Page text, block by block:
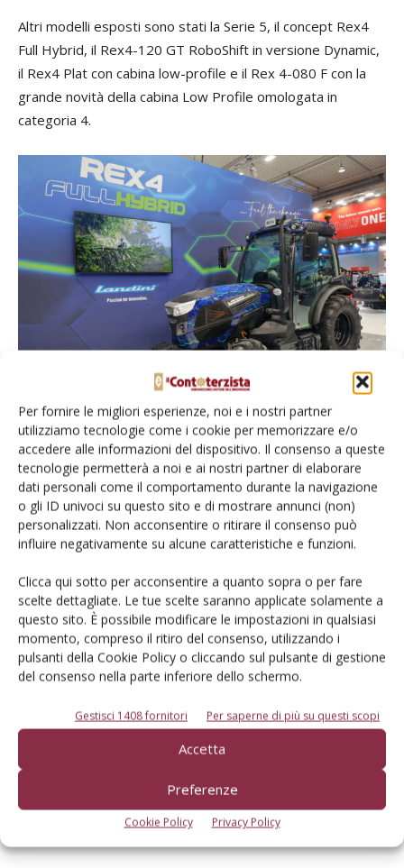
Per fornire le migliori esperienze, noi e i nostri partner
utilizziamo tecnologie come i cookie per memorizzare e/o
accedere alle informazioni del dispositivo. Il consenso a queste
tecnologie permetterà a noi e ai nostri partner di elaborare
dati personali come il comportamento durante la navigazione
o gli ID univoci su questo sito e di mostrare annunci (non)
personalizzati. Non acconsentire o ritirare il consenso può
influire negativamente su alcune caratteristiche e funzioni.
Clicca qui sotto per acconsentire a quanto sopra o per fare
scelte dettagliate. Le tue scelte saranno applicate solamente a
questo sito. È possibile modificare le impostazioni in qualsiasi
momento, compreso il ritiro del consenso, utilizzando i
pulsanti della Cookie Policy o cliccando sul pulsante di gestione
del consenso nella parte inferiore dello schermo.
Gestisci 1408 fornitori Per saperne di più su questi scopi
Accetta
Preferenze
Cookie Policy Privacy Policy
Altri modelli esposti sono stati la Serie 5, il concept Rex4
Full Hybrid, il Rex4-120 GT RoboShift in versione Dynamic,
il Rex4 Plat con cabina low-profile e il Rex 4-080 F con la
grande novità della cabina Low Profile omologata in
categoria 4.
Anche ad Agritechnica era presente il concept Rex4 Full Hybrid di Landini
TAG Agritechnica Argo Tractors Landini McCormick
Facebook Twitter
Articoli correlati
Nuovi siti web per Landini e McCormick
Provato in campo del mese – maggio
2026